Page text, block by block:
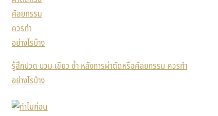
รู้สึกปวด บวม เขียว ช้ำ หลังการผ่าตัดหรือศัลยกรรม ควรทำ
อย่างไรบ้าง